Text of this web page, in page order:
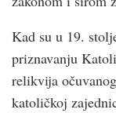
Kad su u 19.
priznavanju
relikvija
katoličkoj